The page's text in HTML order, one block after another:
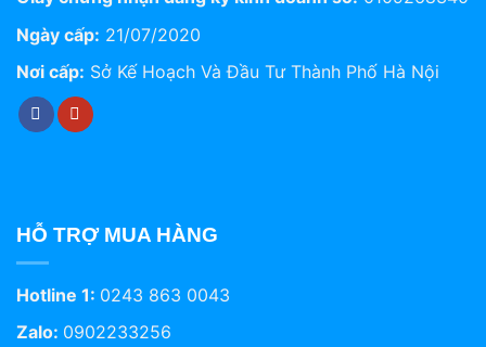
Ngày cấp: 21/07/2020
Nơi cấp: Sở Kế Hoạch Và Đầu Tư Thành Phố Hà Nội
HỖ TRỢ MUA HÀNG
Hotline 1: 0243 863 0043
Zalo: 0902233256